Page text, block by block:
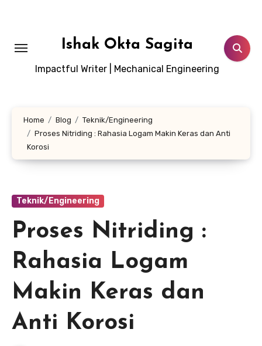
Ishak Okta Sagita
Impactful Writer | Mechanical Engineering
Home Blog
Teknik/Engineering
Proses Nitriding : Rahasia Logam Makin Keras dan Anti
Korosi
Teknik/Engineering
Proses Nitriding :
Rahasia Logam
Makin Keras dan
Anti Korosi